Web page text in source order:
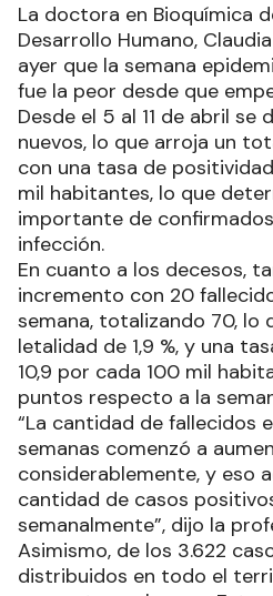
La doctora en Bioquímica
Desarrollo Humano,
ayer que la semana
fue la peor desde que
Desde el 5 al 11 de abril
nuevos, lo que arroja un
con una tasa de
mil habitantes, lo que
importante de
infección.
En cuanto a los decesos,
incremento con 20
semana, totalizando 70, lo
letalidad de 1,9 %, y una
10,9 por cada 100 mil
puntos respecto a la
“La cantidad de fallecidos
semanas comenzó a
considerablemente, y eso
cantidad de casos
semanalmente”, dijo la
Asimismo, de los 3.622
distribuidos en todo el